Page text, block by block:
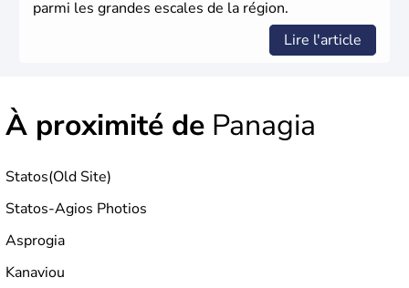
parmi les grandes escales de la région.
Lire l'article
À proximité de Panagia
Statos(Old Site)
Statos-Agios Photios
Asprogia
Kanaviou